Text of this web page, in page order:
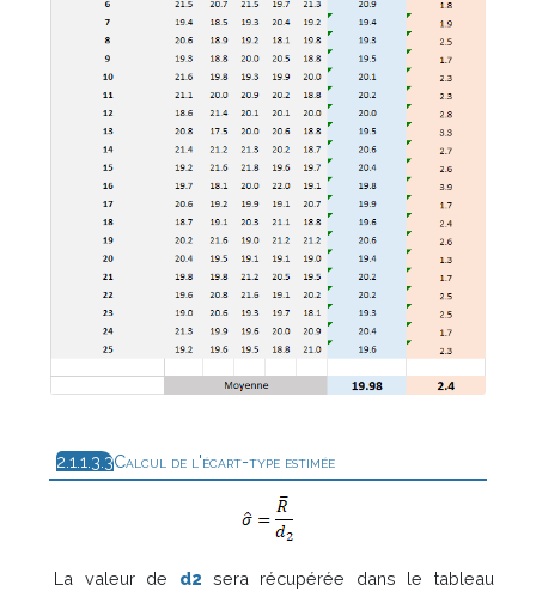
Calcul de l'écart-type estimée
La valeur de d2 sera récupérée dans le tableau